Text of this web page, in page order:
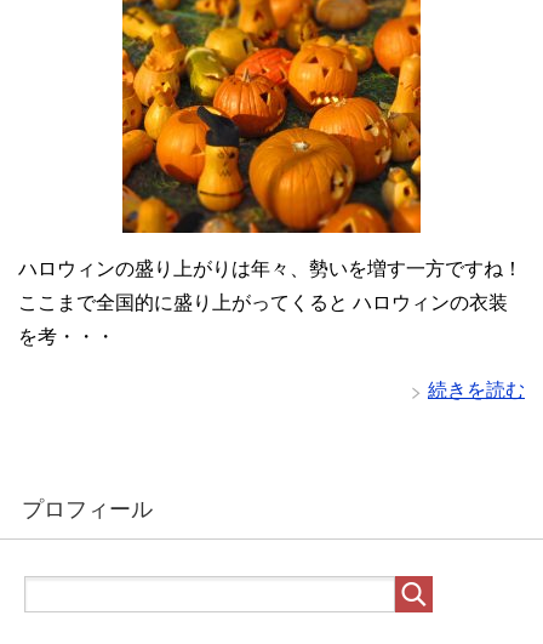
ハロウィンの盛り上がりは年々、勢いを増す一方ですね！
ここまで全国的に盛り上がってくると ハロウィンの衣装
を考・・・
続きを読む
プロフィール